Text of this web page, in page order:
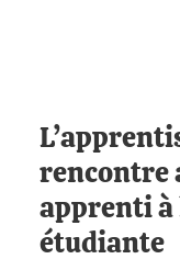
rencontre
apprenti à
étudiante